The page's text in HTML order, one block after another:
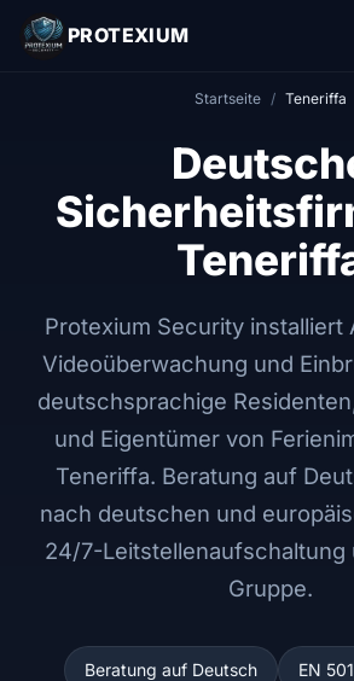
PROTEXIUM
Startseite / Teneriffa
Protexium Security installiert
Videoüberwachung und
deutschsprachige
und Eigentümer von
Teneriffa. Beratung auf
nach deutschen und
24/7-Leitstellenaufschaltung
Gruppe.
Beratung auf Deutsch EN